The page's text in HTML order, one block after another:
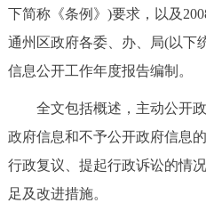
政策兑现 政策
决策公开 专题
政务服务
个人服务
下简称《条例》)要求，以及
通州区政府各委、办、局(以下
信息公开工作年度报告编制。
全文包括概述，主动公开政
政府信息和不予公开政府信息
行政复议、提起行政诉讼的情
足及改进措施。